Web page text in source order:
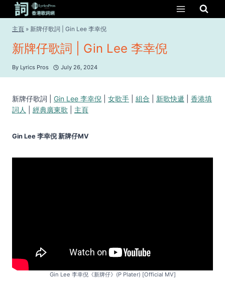
content
主頁 » 新牌仔歌詞 | Gin Lee 李幸倪
新牌仔歌詞 | Gin Lee 李幸倪
By Lyrics Pros July 26, 2024
新牌仔歌詞 | Gin Lee 李幸倪 女歌手 組合 新歌快遞
香港填
詞人
經典廣東歌 主頁
Gin Lee 李幸倪 新牌仔MV
Gin Lee 李幸倪《新牌仔》(P Plater) [Official MV]